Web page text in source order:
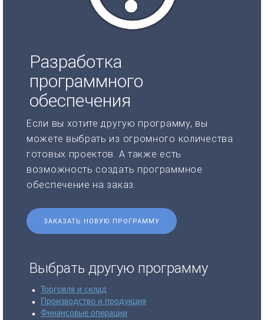
Разработка
программного
обеспечения
Если вы хотите другую программу, вы
можете выбрать из огромного количества
готовых проектов. А также есть
возможность создать программное
обеспечение на заказ.
ЗАКАЗАТЬ НОВУЮ ПРОГРАММУ
Выбрать другую программу
Торговля и склад
Производство и продукция
Финансовые операции